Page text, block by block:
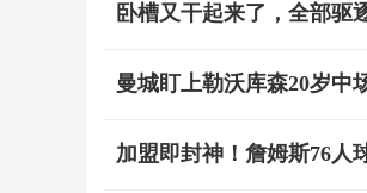
卧槽又干起来了，全部驱
曼城盯上勒沃库森20岁中
加盟即封神！詹姆斯76人